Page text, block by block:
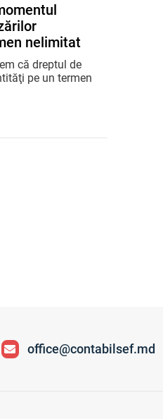
nelimitat
că dreptul de
pe un termen
office@contabilsef.md